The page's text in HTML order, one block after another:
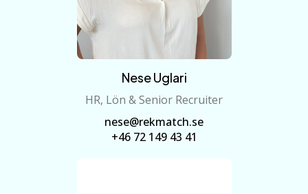
Nese Uglari
HR, Lön & Senior Recruiter
nese@rekmatch.se
+46 72 149 43 41